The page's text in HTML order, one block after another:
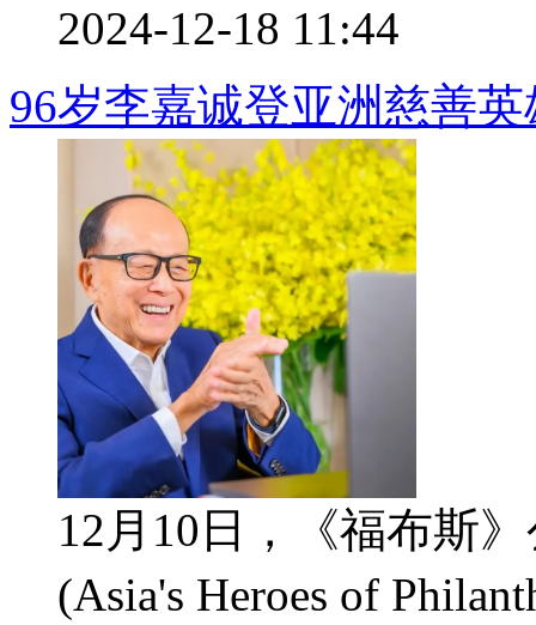
2024-12-18 11:44
96岁李嘉诚登亚洲慈善
12月10日，《福布斯
(Asia's Heroes of